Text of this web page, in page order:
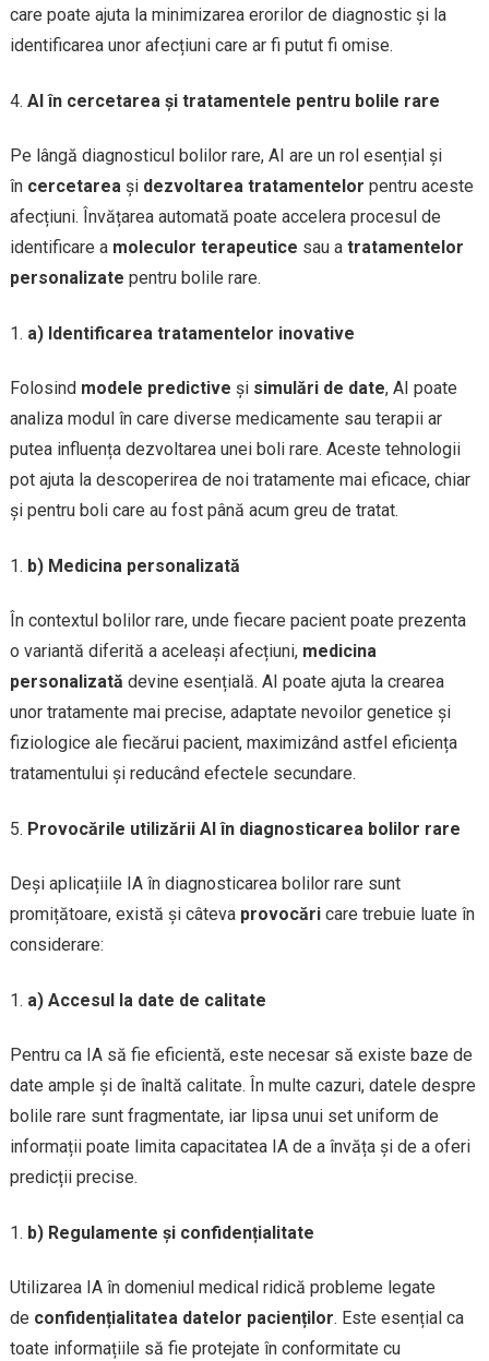
care poate ajuta la minimizarea erorilor de diagnostic și la
identificarea unor afecțiuni care ar fi putut fi omise.
AI în cercetarea și tratamentele pentru bolile rare
Pe lângă diagnosticul bolilor rare, AI are un rol esențial și
în cercetarea și dezvoltarea tratamentelor pentru aceste
afecțiuni. Învățarea automată poate accelera procesul de
identificare a moleculor terapeutice sau a tratamentelor
personalizate pentru bolile rare.
a) Identificarea tratamentelor inovative
Folosind modele predictive și simulări de date, AI poate
analiza modul în care diverse medicamente sau terapii ar
putea influența dezvoltarea unei boli rare. Aceste tehnologii
pot ajuta la descoperirea de noi tratamente mai eficace, chiar
și pentru boli care au fost până acum greu de tratat.
b) Medicina personalizată
În contextul bolilor rare, unde fiecare pacient poate prezenta
o variantă diferită a aceleași afecțiuni, medicina
personalizată devine esențială. AI poate ajuta la crearea
unor tratamente mai precise, adaptate nevoilor genetice și
fiziologice ale fiecărui pacient, maximizând astfel eficiența
tratamentului și reducând efectele secundare.
Provocările utilizării AI în diagnosticarea bolilor rare
Deși aplicațiile IA în diagnosticarea bolilor rare sunt
promițătoare, există și câteva provocăricare trebuie luate în
considerare:
a) Accesul la date de calitate
Pentru ca IA să fie eficientă, este necesar să existe baze de
date ample și de înaltă calitate. În multe cazuri, datele despre
bolile rare sunt fragmentate, iar lipsa unui set uniform de
informații poate limita capacitatea IA de a învăța și de a oferi
predicții precise.
b) Regulamente și confidențialitate
Utilizarea IA în domeniul medical ridică probleme legate
de confidențialitatea datelor pacienților. Este esențial ca
toate informațiile să fie protejate în conformitate cu